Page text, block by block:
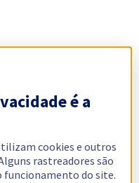
é a
cookies e outros
rastreadores são
funcionamento do site.